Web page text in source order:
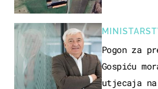
Pogon za
Gospiću
utjecaja